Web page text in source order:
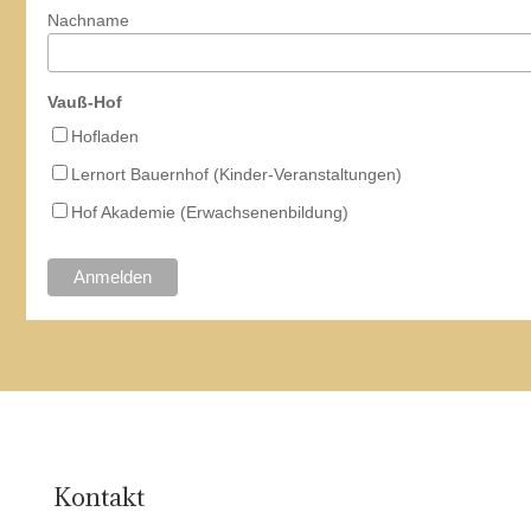
Nachname
Vauß-Hof
Hofladen
Lernort Bauernhof (Kinder-Veranstaltungen)
Hof Akademie (Erwachsenenbildung)
Kontakt